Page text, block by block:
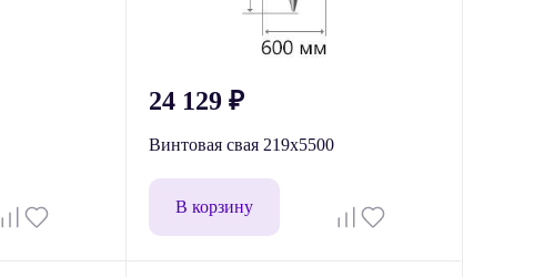
24 129 ₽
Винтовая свая 219x5500
В корзину